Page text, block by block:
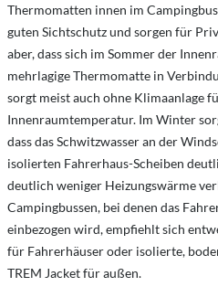
Thermomatten innen im
guten Sichtschutz und sorgen für
aber, dass sich im Sommer der
mehrlagige Thermomatte in
sorgt meist auch ohne Klimaanlage
Innenraumtemperatur. Im Winter
dass das Schwitzwasser an der
isolierten Fahrerhaus-Scheiben
deutlich weniger Heizungswärme
Campingbussen, bei denen das
einbezogen wird, empfiehlt sich
für Fahrerhäuser oder isolierte,
TREM Jacket für außen.